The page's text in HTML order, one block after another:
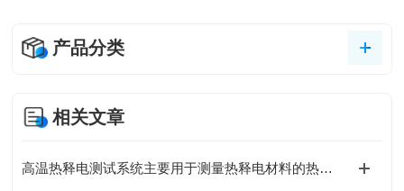
产品分类
相关文章
高温热释电测试系统主要用于测量热释电材料的热释电系数